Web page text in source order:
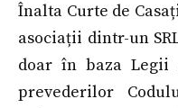
Înalta Curte de
asociații dintr-un
doar în baza Legii
prevederilor